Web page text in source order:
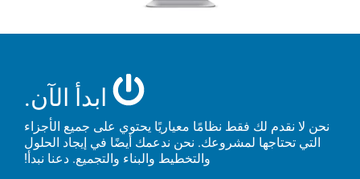
ابدأ الآن.
نحن لا نقدم لك فقط نظامًا معياريًا يحتوي على جميع الأجزاء
التي تحتاجها لمشروعك. نحن ندعمك أيضًا في إيجاد الحلول
والتخطيط والبناء والتجميع. دعنا نبدأ!